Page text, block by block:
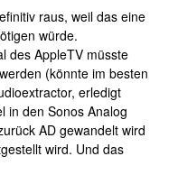
raus, weil das eine
würde.
des AppleTV müsste
(könnte im besten
erledigt
in den Sonos Analog
AD gewandelt wird
wird. Und das